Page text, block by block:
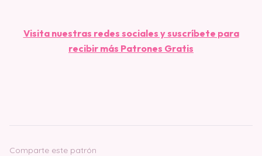
Visita nuestras redes sociales y suscríbete para
recibir más Patrones Gratis
Comparte este patrón